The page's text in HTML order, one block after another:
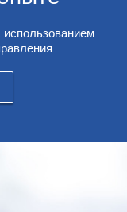
использованием